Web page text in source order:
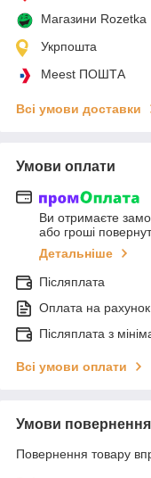
Магазини Rozetka
Укрпошта
Meest ПОШТА
Всі умови доставки
Умови оплати
Ви отримаєте
або гроші
Детальніше
Післяплата
Оплата на рахунок
Післяплата з
Всі умови оплати
Умови повернення
Повернення товару